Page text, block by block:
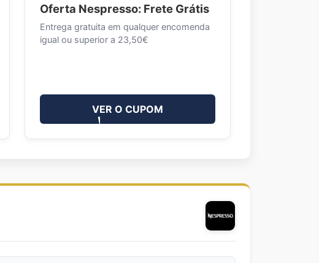
Oferta Nespresso: Frete Grátis
Entrega gratuita em qualquer encomenda
igual ou superior a 23,50€
VER O CUPOM